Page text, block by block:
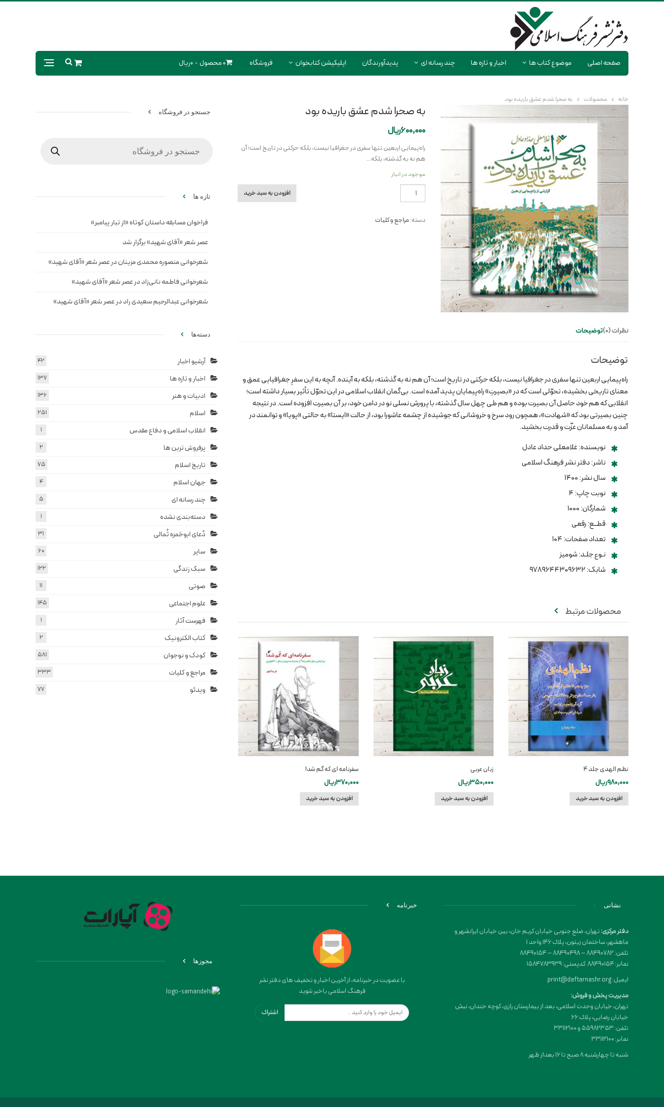
صفحه اصلی موضوع کتاب ها اخبار و تازه ها چند رسانه ای پدیدآورندگان اپلیکیشن کتابخوان فروشگاه 0 محصول 0ریال
خانه محصولات به صحرا شدم عشق باریده بود
به صحرا شدم عشق باریده بود
600,000ریال
راه‌پیمایی اربعین تنها سفری در جغرافیا نیست، بلکه حرکتی در تاریخ است؛ آن
هم نه به گذشته، بلکه…
موجود در انبار
صحرا
عشق
افزودن به سبد خرید
دسته: مراجع و کلیات
توضیحات نظرات (0)
توضیحات
راه‌پیمایی اربعین تنها سفری در جغرافیا نیست، بلکه حرکتی در تاریخ است؛ آن هم نه به گذشته، بلکه به آینده. آنچه به این سفرِ جغرافیایی عمق و
معنای تاریخی بخشیده، تحوّلی است که در «بصیرتِ» راه‌پیمایان پدید آمده است. بی‌گمان انقلاب اسلامی در این تحوّل تأثیر بسیار داشته است؛
انقلابی که هم خود حاصل آن بصیرت بوده و هم طی چهل سال گذشته، با پرورش نسلی نو در دامن خود، بر آن بصیرت افزوده است. در نتیجه
چنین بصیرتی بود که «شهادت»، همچون رود سرخ و خروشانی که جوشیده از چشمه عاشورا بود، از حالت «ایستا» به حالتی «پویا» و توانمند در
آمد و به مسلمانان عزّت و قدرت بخشید.
نویسنده: غلامعلی حداد عادل
ناشر: دفتر نشر فرهنگ اسلامی
سال نشر: ۱۴۰۰
نوبت چاپ: ۴
شمارگان: ۱۰۰۰
قطــع: رقعی
تعداد صفحات: ۱۰۴
نـوع جلـد: شومیز
شابک: ۹۷۸۹۶۴۴۳۰۹۶۳۲
محصولات مرتبط
نظم الهدی جلد ۴
980,000ریال
افزودن به سبد خرید
زبان عربی
350,000ریال
افزودن به سبد خرید
سفرنامه ای که گم شد!
370,000ریال
افزودن به سبد خرید
جستجو در فروشگاه
تازه ها
فراخوان مسابقه داستان کوتاه «از تبار پیامبر»
عصر شعر «آقای شهید» برگزار شد
شعرخوانی منصوره محمدی مزینان در عصر شعر «آقای شهید»
شعرخوانی فاطمه نانی‌زاد در عصر شعر «آقای شهید»
شعرخوانی عبدالرحیم سعیدی راد در عصر شعر «آقای شهید»
دسته‌ها
آرشیو اخبار 42
اخبار و تازه ها 137
ادبیات و هنر 136
اسلام 251
انقلاب اسلامی و دفاع مقدس 1
پرفروش ترین ها 2
تاریخ اسلام 75
جهان اسلام 4
چند رسانه ای 5
دسته‌بندی نشده 1
دُعای ابوحَمزه ثُمالی 31
سایر 60
سبک زندگی 122
صوتی 11
علوم اجتماعی 145
فهرست آثار 1
کتاب الکترونیک 2
کودک و نوجوان 581
مراجع و کلیات 333
ویدئو 77
نشانی
دفتر مرکزی:تهران، ضلع جنوبی خیابان کریم خان، بین خیابان ایرانشهر و
ماهشهر، ساختمان زیتون، پلاک 146 واحد 1
تلفن: 88490782 – 88490498 – 88490154
نمابر: 88490154 کدپستی: 1584783939
ایمیل: print@daftarnashr.org
مدیریت پخش و فروش:
تهران، خیابان وحدت اسلامی، بعد از بیمارستان رازی، کوچه خندان، نبش
خیابان رضایی، پلاک ۶۶
تلفن: 55982353 و 33112100
نمابر: 33112100
شنبه تا چهارشنبه 8 صبح تا 16 بعداز ظهر
خبرنامه
با عضویت در خبرنامه، از آخرین اخبار و تخفیف های دفتر نشر
فرهنگ اسلامی باخبر شوید
اشتراک
مجوزها